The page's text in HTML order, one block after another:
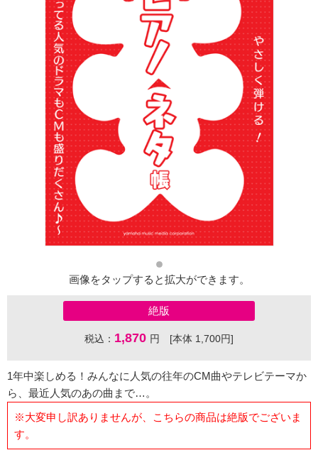
画像をタップすると拡大ができます。
絶版
税込： 1,870 円 [本体 1,700円]
1年中楽しめる！みんなに人気の往年のCM曲やテレビテーマか
ら、最近人気のあの曲まで…。
※大変申し訳ありませんが、こちらの商品は絶版でございま
す。